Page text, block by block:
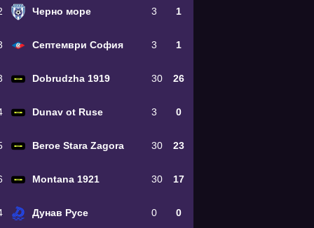
Черно море 3 1
Септември София 3 1
Dobrudzha 1919 30 26
Dunav ot Ruse 3 0
Beroe Stara Zagora 30 23
Montana 1921 30 17
Дунав Русе 0 0